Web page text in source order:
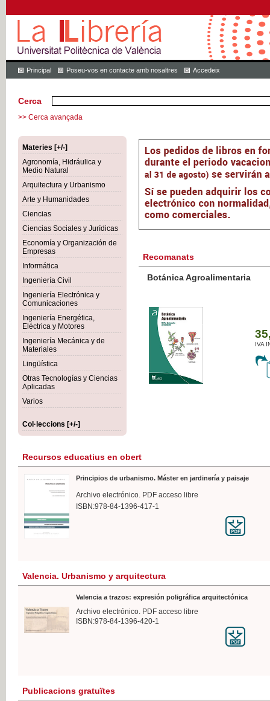
Principal Poseu-vos en contacte amb nosaltres Accedeix
Cerca
>> Cerca avançada
Materies [+/-]
Agronomía, Hidráulica y
Medio Natural
Arquitectura y Urbanismo
Arte y Humanidades
Ciencias
Ciencias Sociales y Jurídicas
Economía y Organización de
Empresas
Informática
Ingeniería Civil
Ingeniería Electrónica y
Comunicaciones
Ingeniería Energética,
Eléctrica y Motores
Ingeniería Mecánica y de
Materiales
Lingüística
Otras Tecnologías y Ciencias
Aplicadas
Varios
Col·leccions [+/-]
Recomanats
Botánica Agroalimentaria
IVA
Recursos educatius en obert
Principios de urbanismo. Máster en jardinería y paisaje
Archivo electrónico. PDF acceso libre
ISBN:978-84-1396-417-1
Valencia. Urbanismo y arquitectura
Valencia a trazos: expresión poligráfica arquitectónica
Archivo electrónico. PDF acceso libre
ISBN:978-84-1396-420-1
Publicacions gratuïtes